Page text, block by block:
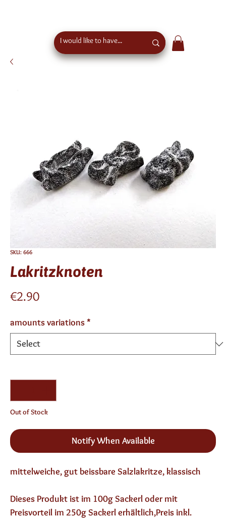
SKU: 666
Lakritzknoten
€2.90Price
amounts variations*
Out of Stock
Notify When Available
mittelweiche, gut beissbare Salzlakritze, klassisch
Dieses Produkt ist im 100g Sackerl oder mit
Preisvorteil im 250g Sackerl erhältlich,Preis inkl.